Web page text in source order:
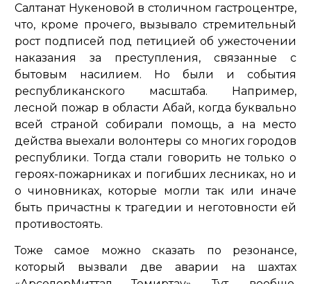
Салтанат Нукеновой в столичном гастроцентре,
что, кроме прочего, вызывало стремительный
рост подписей под петицией об ужесточении
наказания за преступления, связанные с
бытовым насилием. Но были и события
республиканского масштаба. Например,
лесной пожар в области Абай, когда буквально
всей страной собирали помощь, а на место
действа выехали волонтеры со многих городов
республики. Тогда стали говорить не только о
героях-пожарниках и погибших лесниках, но и
о чиновниках, которые могли так или иначе
быть причастны к трагедии и неготовности ей
противостоять.
Тоже самое можно сказать по резонансе,
который вызвали две аварии на шахтах